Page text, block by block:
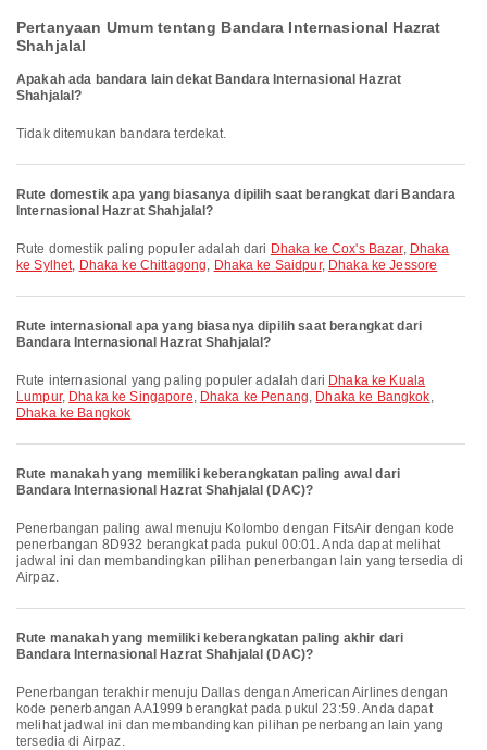
Pertanyaan Umum tentang Bandara Internasional Hazrat
Shahjalal
Apakah ada bandara lain dekat Bandara Internasional Hazrat
Shahjalal?
Tidak ditemukan bandara terdekat.
Rute domestik apa yang biasanya dipilih saat berangkat dari Bandara
Internasional Hazrat Shahjalal?
Rute domestik paling populer adalah dari Dhaka ke Cox's Bazar, Dhaka
ke Sylhet, Dhaka ke Chittagong, Dhaka ke Saidpur, Dhaka ke Jessore
Rute internasional apa yang biasanya dipilih saat berangkat dari
Bandara Internasional Hazrat Shahjalal?
Rute internasional yang paling populer adalah dari Dhaka ke Kuala
Lumpur, Dhaka ke Singapore, Dhaka ke Penang, Dhaka ke Bangkok,
Dhaka ke Bangkok
Rute manakah yang memiliki keberangkatan paling awal dari
Bandara Internasional Hazrat Shahjalal (DAC)?
Penerbangan paling awal menuju Kolombo dengan FitsAir dengan kode
penerbangan 8D932 berangkat pada pukul 00:01. Anda dapat melihat
jadwal ini dan membandingkan pilihan penerbangan lain yang tersedia di
Airpaz.
Rute manakah yang memiliki keberangkatan paling akhir dari
Bandara Internasional Hazrat Shahjalal (DAC)?
Penerbangan terakhir menuju Dallas dengan American Airlines dengan
kode penerbangan AA1999 berangkat pada pukul 23:59. Anda dapat
melihat jadwal ini dan membandingkan pilihan penerbangan lain yang
tersedia di Airpaz.